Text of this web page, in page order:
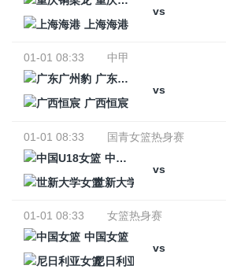
vs
上海海港
01-01 08:33
中甲
广东广州豹
vs
广西恒宸
01-01 08:33
国青女篮热身赛
中国U18女篮
vs
世新大学女篮
01-01 08:33
女篮热身赛
中国女篮
vs
尼日利亚女篮